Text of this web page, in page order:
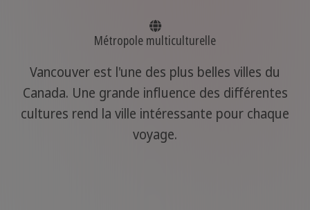
Métropole multiculturelle
Vancouver est l'une des plus belles villes du
Canada. Une grande influence des différentes
cultures rend la ville intéressante pour chaque
voyage.